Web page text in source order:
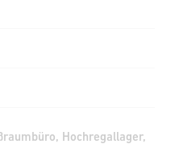
Hochregallager,